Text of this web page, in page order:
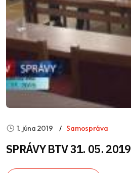
1. júna 2019 Samospráva
SPRÁVY BTV 31. 05. 2019